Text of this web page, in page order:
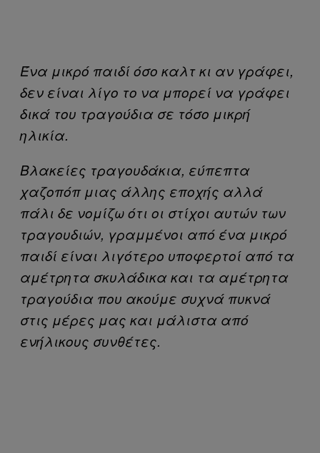
Ένα μικρό παιδί όσο καλτ κι αν γράφει,
δεν είναι λίγο το να μπορεί να γράφει
δικά του τραγούδια σε τόσο μικρή
ηλικία.
Βλακείες τραγουδάκια, εύπεπτα
χαζοπόπ μιας άλλης εποχής αλλά
πάλι δε νομίζω ότι οι στίχοι αυτών των
τραγουδιών, γραμμένοι από ένα μικρό
παιδί είναι λιγότερο υποφερτοί από τα
αμέτρητα σκυλάδικα και τα αμέτρητα
τραγούδια που ακούμε συχνά πυκνά
στις μέρες μας και μάλιστα από
ενήλικους συνθέτες.